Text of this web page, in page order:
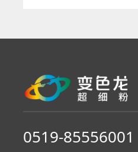
0519-85556001